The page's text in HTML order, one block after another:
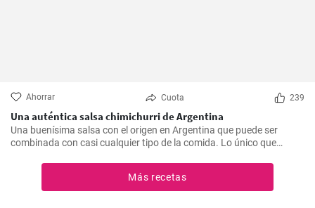
Ahorrar Cuota 239
Una auténtica salsa chimichurri de Argentina
Una buenísima salsa con el origen en Argentina que puede ser
combinada con casi cualquier tipo de la comida. Lo único que
Más recetas